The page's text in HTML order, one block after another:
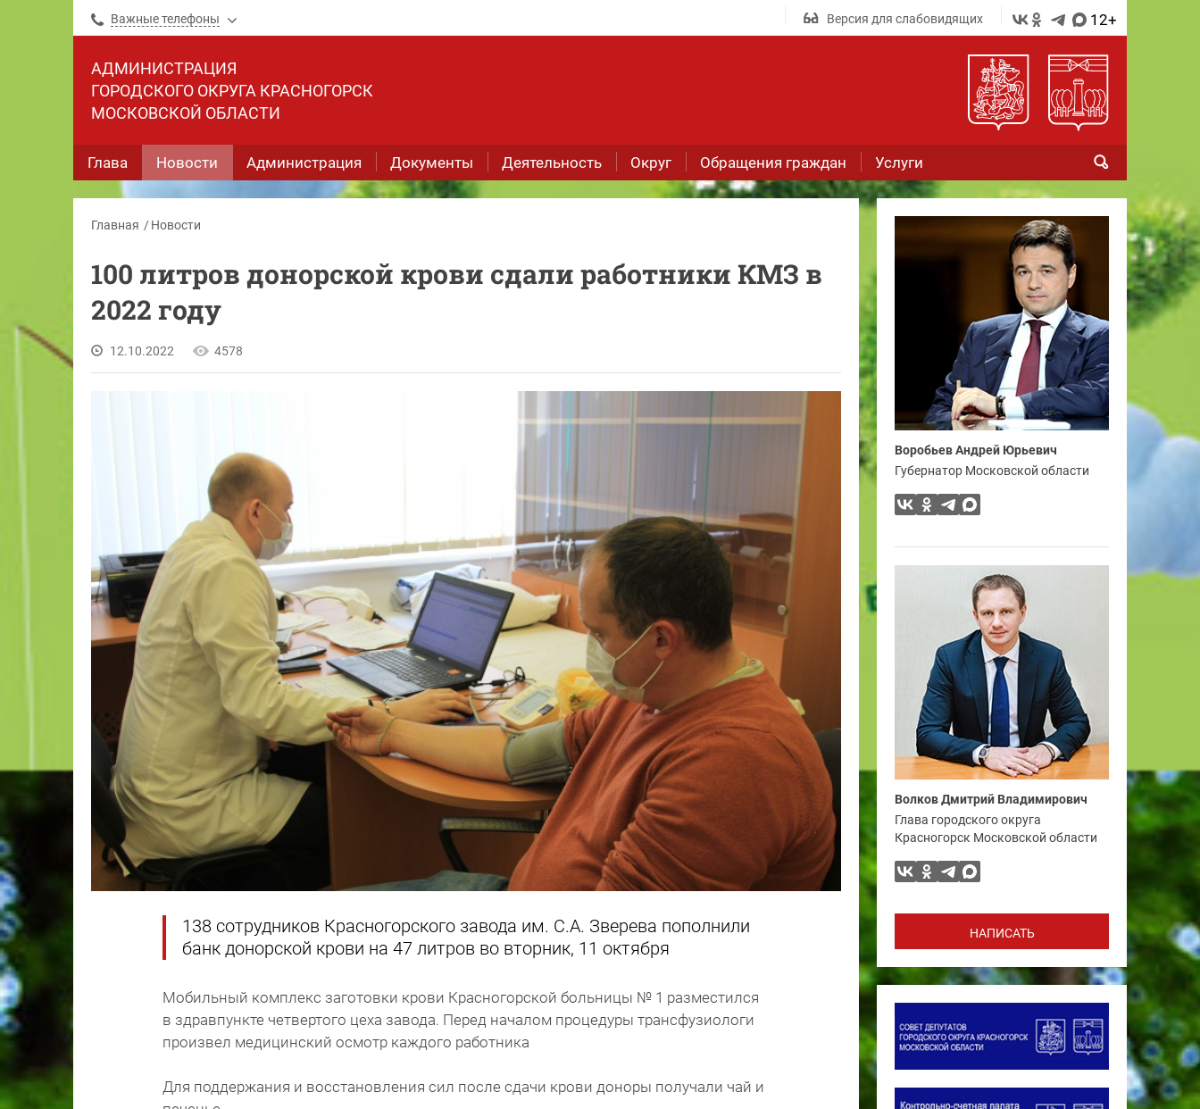
Важные телефоны Версия для слабовидящих 12+
АДМИНИСТРАЦИЯ
ГОРОДСКОГО ОКРУГА КРАСНОГОРСК
МОСКОВСКОЙ ОБЛАСТИ
Глава Новости Администрация Документы Деятельность Округ Обращения граждан Услуги
Главная Новости
100 литров донорской крови сдали работники КМЗ в
2022 году
12.10.2022 4578
138 сотрудников Красногорского завода им. С.А. Зверева пополнили
банк донорской крови на 47 литров во вторник, 11 октября
Мобильный комплекс заготовки крови Красногорской больницы № 1 разместился
в здравпункте четвертого цеха завода. Перед началом процедуры трансфузиологи
произвел медицинский осмотр каждого работника
Для поддержания и восстановления сил после сдачи крови доноры получали чай и
Воробьев Андрей Юрьевич
Губернатор Московской области
Волков Дмитрий Владимирович
Глава городского округа
Красногорск Московской области
НАПИСАТЬ